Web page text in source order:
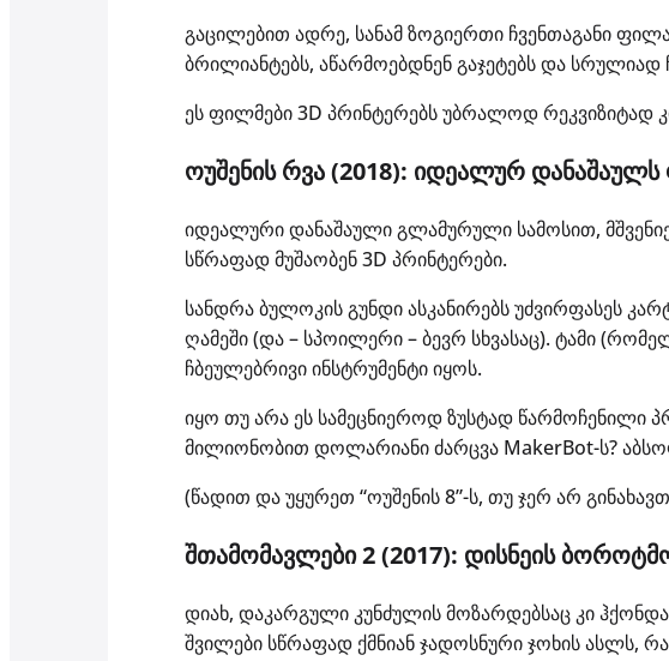
გაცილებით ადრე, სანამ ზოგიერთი ჩვენთაგანი
ბრილიანტებს, აწარმოებდნენ გაჯეტებს და სრულიად
ეს ფილმები 3D პრინტერებს უბრალოდ რეკვიზიტად
ოუშენის რვა (2018): იდეალურ დანაშაულს
იდეალური დანაშაული გლამურული სამოსით,
სწრაფად მუშაობენ 3D პრინტერები.
სანდრა ბულოკის გუნდი ასკანირებს უძვირფასეს
ღამეში (და – სპოილერი – ბევრ სხვასაც). ტამი
ჩბეულებრივი ინსტრუმენტი იყოს.
იყო თუ არა ეს სამეცნიეროდ ზუსტად წარმოჩენილი
მილიონობით დოლარიანი ძარცვა MakerBot-ს?
(წადით და უყურეთ “ოუშენის 8”-ს, თუ ჯერ არ
შთამომავლები 2 (2017): დისნეის
დიახ, დაკარგული კუნძულის მოზარდებსაც კი
შვილები სწრაფად ქმნიან ჯადოსნური ჯოხის ასლს,